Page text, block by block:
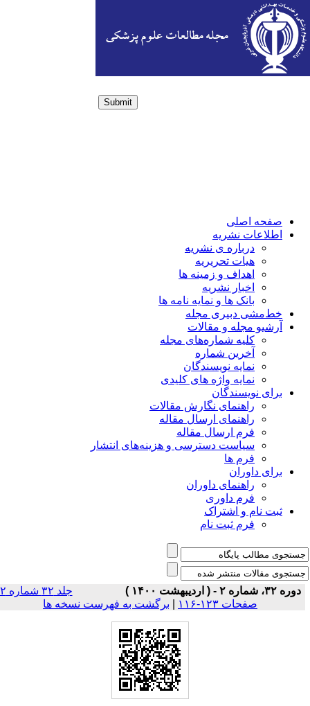
Submit
صفحه اصلی
اطلاعات نشریه
درباره ی نشریه
هیات تحریریه
اهداف و زمینه ها
اخبار نشریه
بانک ها و نمایه نامه ها
خط‌مشی دبیری مجله
آرشیو مجله و مقالات
کلیه شماره‌های مجله
آخرین شماره
نمایه نویسندگان
نمایه واژه های کلیدی
برای نویسندگان
راهنمای نگارش مقالات
راهنمای ارسال مقاله
فرم ارسال مقاله
سیاست دسترسی و هزینه‌های انتشار
فرم ها
برای داوران
راهنمای داوران
فرم داوری
ثبت نام و اشتراک
فرم ثبت نام
دوره ۳۲، شماره ۲ - ( اردیبهشت ۱۴۰۰ )
جلد ۳۲ شماره ۲
صفحات ۱۲۳-۱۱۶
| برگشت به فهرست نسخه ها